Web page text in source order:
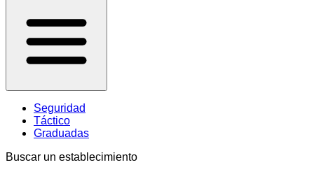
Seguridad
Táctico
Graduadas
Buscar un establecimiento